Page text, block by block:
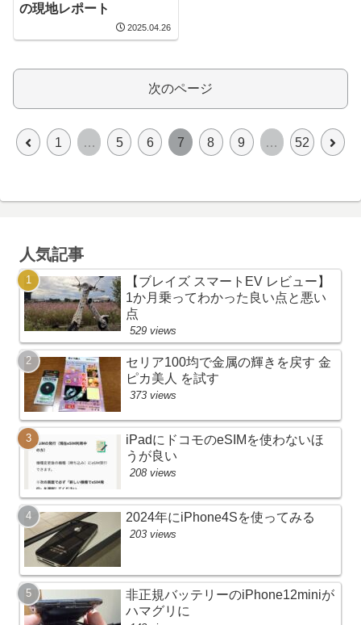
の現地レポート
2025.04.26
次のページ
前
1 … 5 6 7 8 9 … 52
次
人気記事
【ブレイズ スマートEV レビュー】
1か月乗ってわかった良い点と悪い
点
529 views
セリア100均で金属の輝きを戻す 金
ピカ美人 を試す
373 views
iPadにドコモのeSIMを使わないほ
うが良い
208 views
2024年にiPhone4Sを使ってみる
203 views
非正規バッテリーのiPhone12miniが
ハマグリに